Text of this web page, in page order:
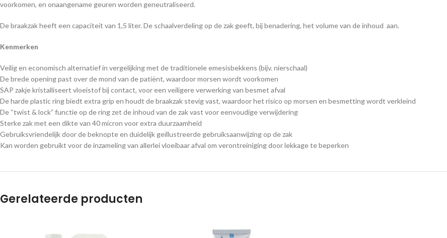
voorkomen, en onaangename geuren worden geneutraliseerd.
De braakzak heeft een capaciteit van 1,5 liter. De schaalverdeling op de zak geeft, bij benadering, het volume van de inhoud aan.
Kenmerken
Veilig en economisch alternatief in vergelijking met de traditionele emesisbekkens (bijv. nierschaal)
De brede opening past over de mond van de patiënt, waardoor morsen wordt voorkomen
SAP zakje kristalliseert vloeistof bij contact, voor een veiligere verwerking van besmet afval
De harde plastic ring biedt extra grip en houdt de braakzak stevig vast, waardoor het risico op morsen en besmetting wordt verkleind
De “twist & lock” functie op de ring zet de inhoud van de zak vast voor eenvoudige verwijdering
Sterke zak met een dikte van 40 micron voor extra duurzaamheid
Gebruiksvriendelijk door de beknopte en duidelijk geïllustreerde gebruiksaanwijzing op de zak
Kan worden gebruikt voor de inzameling van allerlei vloeibaar afval om verontreiniging door lekkage te beperken
Gerelateerde producten